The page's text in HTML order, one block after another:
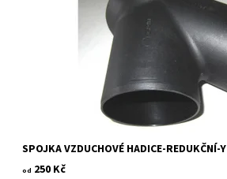
SPOJKA VZDUCHOVÉ HADICE-REDUKČNÍ-Y
od 250 Kč